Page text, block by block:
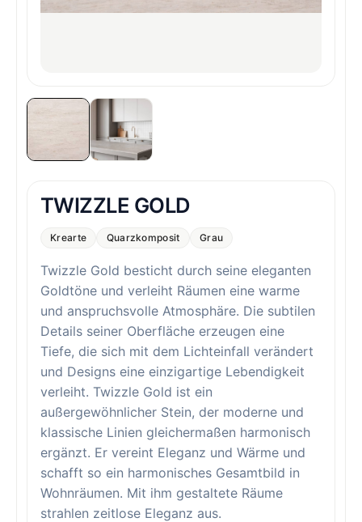
TWIZZLE GOLD
Krearte Quarzkomposit Grau
Twizzle Gold besticht durch seine eleganten
Goldtöne und verleiht Räumen eine warme
und anspruchsvolle Atmosphäre. Die subtilen
Details seiner Oberfläche erzeugen eine
Tiefe, die sich mit dem Lichteinfall verändert
und Designs eine einzigartige Lebendigkeit
verleiht. Twizzle Gold ist ein
außergewöhnlicher Stein, der moderne und
klassische Linien gleichermaßen harmonisch
ergänzt. Er vereint Eleganz und Wärme und
schafft so ein harmonisches Gesamtbild in
Wohnräumen. Mit ihm gestaltete Räume
strahlen zeitlose Eleganz aus.